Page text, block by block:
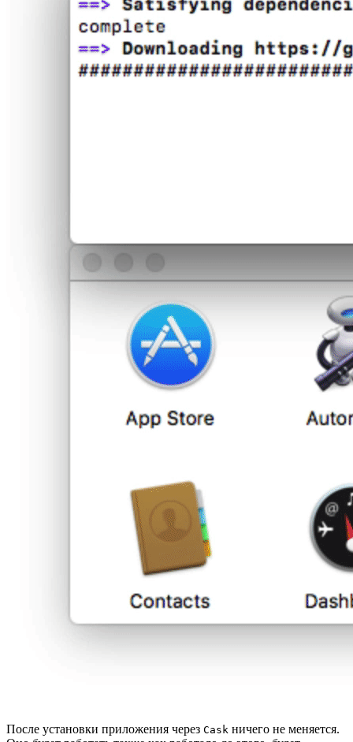
После установки приложения через Cask ничего не меняется.